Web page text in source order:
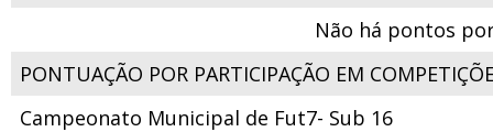
Não há pontos
PONTUAÇÃO POR PARTICIPAÇÃO EM
Campeonato Municipal de Fut7- Sub 16